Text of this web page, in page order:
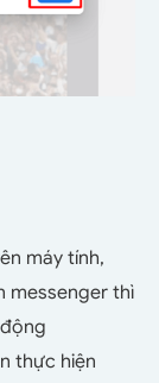
máy tính,
messenger thì
thực hiện